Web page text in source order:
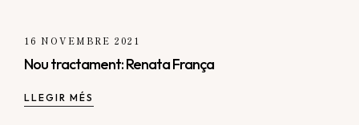
16 NOVEMBRE 2021
Nou tractament: Renata França
LLEGIR MÉS